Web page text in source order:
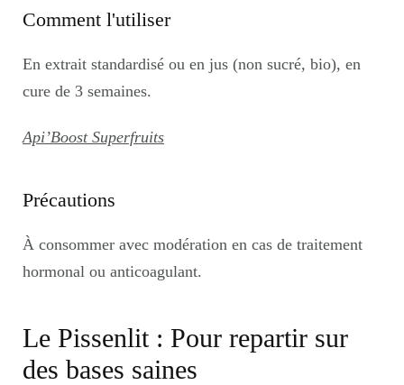
Comment l'utiliser
En extrait standardisé ou en jus (non sucré, bio), en
cure de 3 semaines.
Api’Boost Superfruits
Précautions
À consommer avec modération en cas de traitement
hormonal ou anticoagulant.
Le Pissenlit : Pour repartir sur
des bases saines